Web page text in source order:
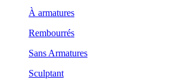
À armatures
Rembourrés
Sans Armatures
Sculptant